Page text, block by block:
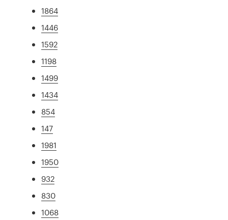
1864
1446
1592
1198
1499
1434
854
147
1981
1950
932
830
1068